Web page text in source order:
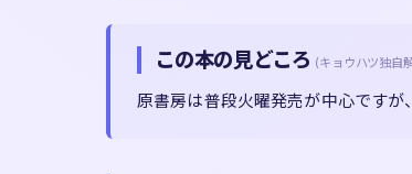
この本の見どころ (キョウハツ独自
原書房は普段火曜発売が中心ですが